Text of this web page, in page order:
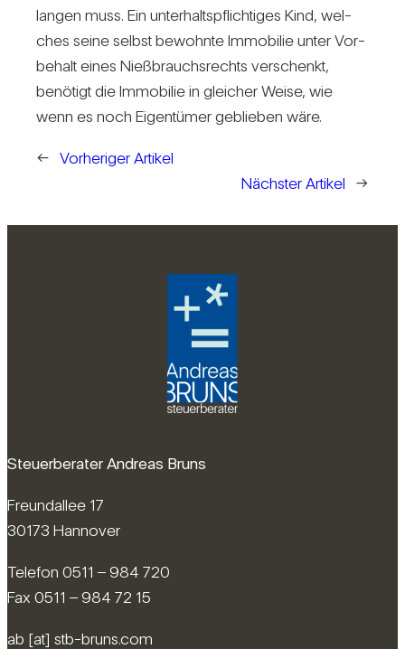
langen muss. Ein unter­halts­pflich­tiges Kind, wel­
ches seine selbst bewohnte Immo­bilie unter Vor­
be­halt eines Nieß­brauchs­rechts ver­schenkt,
benö­tigt die Immo­bilie in glei­cher Weise, wie
wenn es noch Eigen­tümer geblieben wäre.
← Vorheriger Artikel
Nächster Artikel
→
Steuerberater Andreas Bruns
Freundallee 17
30173 Hannover
Telefon 0511 – 984 720
Fax 0511 – 984 72 15
ab [at] stb-bruns.com